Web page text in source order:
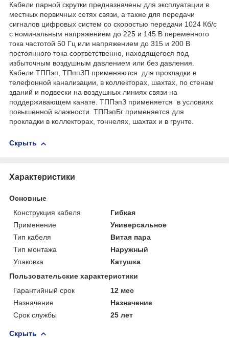
Кабели парной скрутки предназначены для эксплуатации в
местных первичных сетях связи, а также для передачи
сигналов цифровых систем со скоростью передачи 1024 Кб/с
с номинальным напряжением до 225 и 145 В переменного
тока частотой 50 Гц или напряжением до 315 и 200 В
постоянного тока соответственно, находящегося под
избыточным воздушным давлением или без давления.
Кабели ТППэп, ТПппЗП применяются для прокладки в
телефонной канализации, в коллекторах, шахтах, по стенам
зданий и подвески на воздушных линиях связи на
поддерживающем канате. ТППэпЗ применяется в условиях
повышенной влажности. ТППэпБг применяется для
прокладки в коллекторах, тоннелях, шахтах и в грунте.
Скрыть
Характеристики
Основные
Конструкция кабеля
Гибкая
Применение
Универсальное
Тип кабеля
Витая пара
Тип монтажа
Наружный
Упаковка
Катушка
Пользовательские характеристики
Гарантийный срок
12 мес
Назначение
Назначение
Срок службы
25 лет
Скрыть